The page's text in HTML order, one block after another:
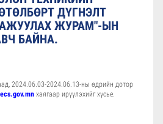
ДҮГНЭЛТ
ЖУРАМ"-ЫН
БАЙНА.
2024.06.03-2024.06.13-ны өдрийн дотор
хаягаар ирүүлэхийг хүсье.